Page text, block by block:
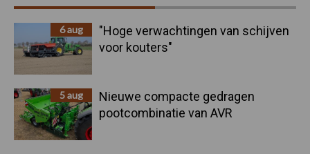
Sidebar
6 aug
"Hoge verwachtingen van schijven
voor kouters"
5 aug
Nieuwe compacte gedragen
pootcombinatie van AVR